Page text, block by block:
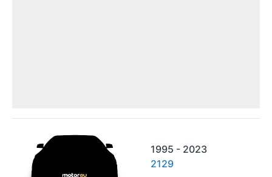
1995 - 2023
2129